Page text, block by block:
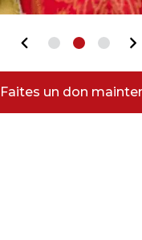
Faites un don